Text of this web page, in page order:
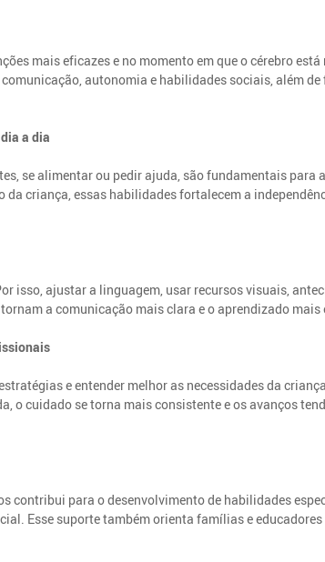
mais eficazes e no momento em que o cérebro
autonomia e habilidades sociais, além
a dia
se alimentar ou pedir ajuda, são fundamentais para
criança, essas habilidades fortalecem a
isso, ajustar a linguagem, usar recursos visuais,
a comunicação mais clara e o aprendizado mais
e entender melhor as necessidades da
o cuidado se torna mais consistente e os avanços
contribui para o desenvolvimento de habilidades
Esse suporte também orienta famílias e